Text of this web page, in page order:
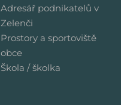
Adresář podnikatelů v
Zelenči
Prostory a sportoviště
obce
Škola / školka